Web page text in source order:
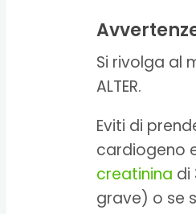
Si rivolga al
ALTER.
Eviti di
cardiogeno
creatinina di
grave) o se